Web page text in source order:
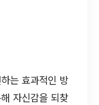
는 효과적인 방
자신감을 되찾